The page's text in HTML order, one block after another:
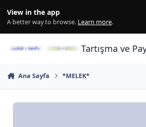
View in the app
A better way to browse. Learn more.
Tartışma ve
Ana Sayfa *MELEK*